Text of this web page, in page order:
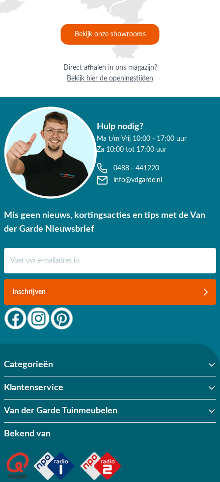
Bekijk onze showrooms
Direct afhalen in ons magazijn?
Bekijk hier de openingstijden
Hulp nodig?
Ma t/m Vrij 10:00 - 17:00 uur
Za 10:00 tot 17:00 uur
0488 - 441220
info@vdgarde.nl
Mis geen nieuws, kortingsacties en tips met de Van
der Garde Nieuwsbrief
Inschrijven
Categorieën
Klantenservice
Van der Garde Tuinmeubelen
Bekend van